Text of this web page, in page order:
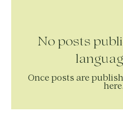
No posts
Once posts are
here.